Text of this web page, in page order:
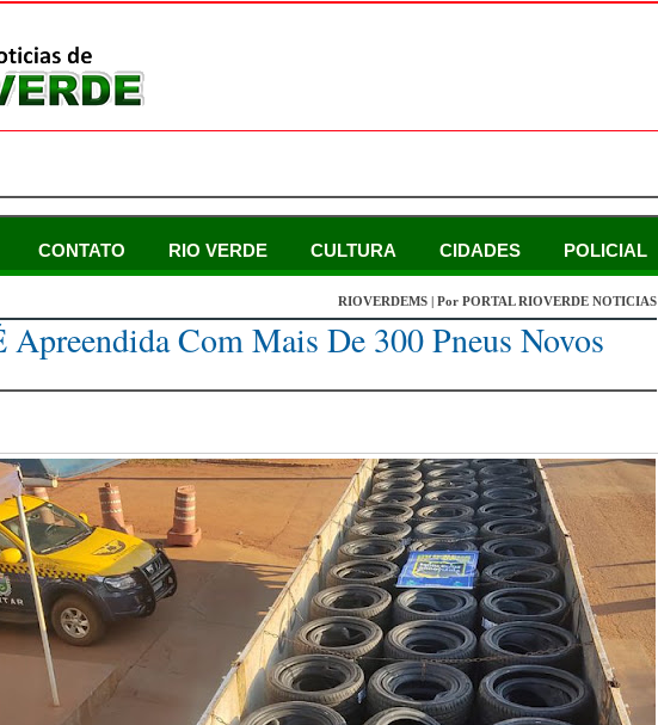
CONTATO RIO VERDE CULTURA CIDADES POLICIAL
RIOVERDEMS | Por PORTAL RIOVERDE NOTICIAS
Apreendida Com Mais De 300 Pneus Novos